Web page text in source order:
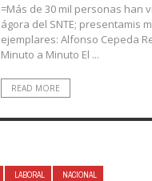
=Más de 30 mil personas han
ágora del SNTE; presentamis
ejemplares: Alfonso Cepeda
Minuto a Minuto El ...
READ MORE
LABORAL NACIONAL